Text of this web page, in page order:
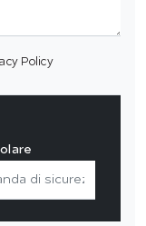
Policy